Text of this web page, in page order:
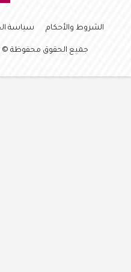
الشروط والأحكام سياسة
جميع الحقوق محفوظة ©